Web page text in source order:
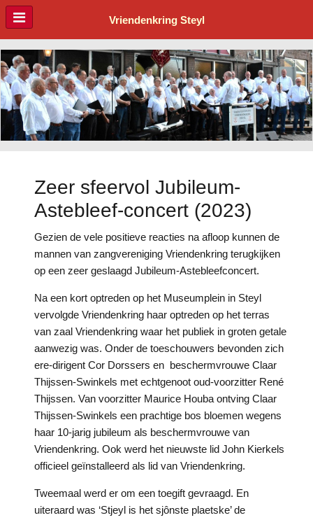
Vriendenkring Steyl
Zeer sfeervol Jubileum-
Astebleef-concert (2023)
Gezien de vele positieve reacties na afloop kunnen de
mannen van zangvereniging Vriendenkring terugkijken
op een zeer geslaagd Jubileum-Astebleefconcert.
Na een kort optreden op het Museumplein in Steyl
vervolgde Vriendenkring haar optreden op het terras
van zaal Vriendenkring waar het publiek in groten getale
aanwezig was. Onder de toeschouwers bevonden zich
ere-dirigent Cor Dorssers en beschermvrouwe Claar
Thijssen-Swinkels met echtgenoot oud-voorzitter René
Thijssen. Van voorzitter Maurice Houba ontving Claar
Thijssen-Swinkels een prachtige bos bloemen wegens
haar 10-jarig jubileum als beschermvrouwe van
Vriendenkring. Ook werd het nieuwste lid John Kierkels
officieel geïnstalleerd als lid van Vriendenkring.
Tweemaal werd er om een toegift gevraagd. En
uiteraard was ‘Stjeyl is het sjônste plaetske’ de